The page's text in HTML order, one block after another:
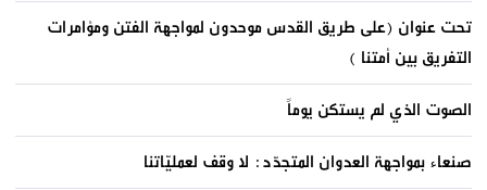
تحت عنوان (على طريق القدس موحدون لمواجهة الفتن ومؤامرات
التفريق بين أمتنا )
الصوت الذي لم يستكن يوماً
صنعاء بمواجهة العدوان المتجدّد: لا وقف لعمليّاتنا